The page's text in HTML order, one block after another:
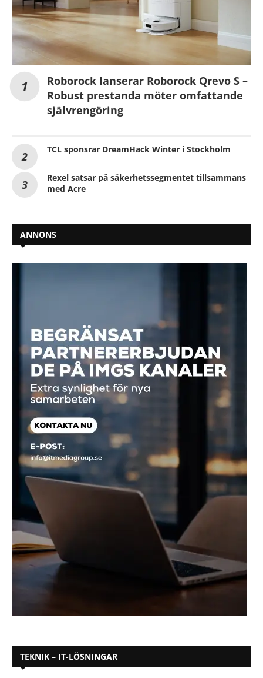
Roborock lanserar Roborock Qrevo S –
Robust prestanda möter omfattande
självrengöring
TCL sponsrar DreamHack Winter i Stockholm
Rexel satsar på säkerhetssegmentet tillsammans
med Acre
ANNONS
TEKNIK – IT-LÖSNINGAR